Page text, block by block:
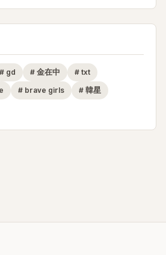
# gd # 金在中 # txt
# brave girls # 韓星